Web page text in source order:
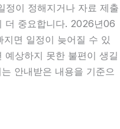
정이 정해지거나 자료 제출
더 중요합니다. 2026년06
면 일정이 늦어질 수 있
예상하지 못한 불편이 생길
안내받은 내용을 기준으